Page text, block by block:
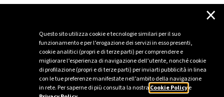
Questo sito utilizza cookie e tecnologie similari per il suo
funzionamento e per l’erogazione dei servizi in esso presenti,
cookie analitici (propri e di terze parti) per comprendere e
migliorare l’esperienza di navigazione dell’utente, nonché cookie
di profilazione (propri e di terze parti) per inviarti pubblicità in linea
con le tue preferenze manifestate nell’ambito della navigazione
in rete. Per saperne di più consulta la nostra Cookie Policye
×
C'è un problema con il recupero dei
Per favore riprova piú tardi